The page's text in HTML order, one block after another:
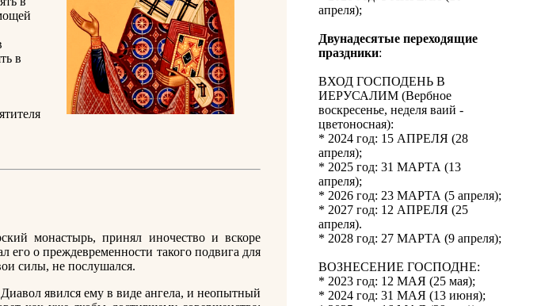
в
монастырь, принял иночество и вскоре
его о преждевременности такого подвига для
силы, не послушался.
явился ему в виде ангела, и неопытный
апреля);
Двунадесятые переходящие
праздники:
ВХОД ГОСПОДЕНЬ В
ИЕРУСАЛИМ (Вербное
воскресенье, неделя ваий -
цветоносная):
* 2024 год: 15 АПРЕЛЯ (28
апреля);
* 2025 год: 31 МАРТА (13
апреля);
* 2026 год: 23 МАРТА (5 апреля);
* 2027 год: 12 АПРЕЛЯ (25
апреля).
* 2028 год: 27 МАРТА (9 апреля);
ВОЗНЕСЕНИЕ ГОСПОДНЕ:
* 2023 год: 12 МАЯ (25 мая);
* 2024 год: 31 МАЯ (13 июня);